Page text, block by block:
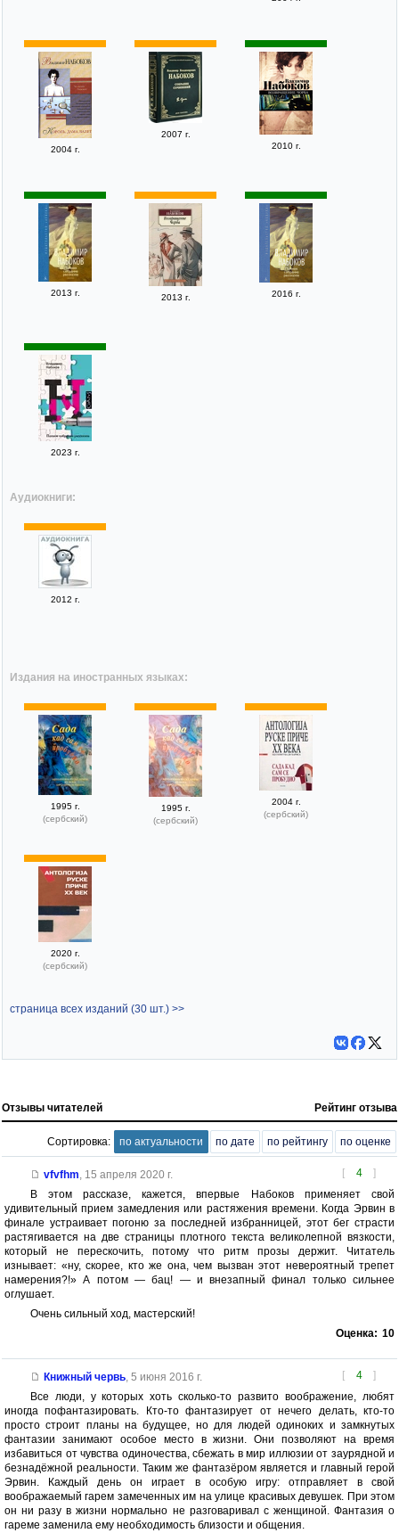
2004 г.
2007 г.
2010 г.
2013 г. 2013 г. 2016 г.
2023 г.
Аудиокниги:
2012 г.
Издания на иностранных языках:
1995 г.
(сербский)
1995 г.
(сербский)
2004 г.
(сербский)
2020 г.
(сербский)
страница всех изданий (30 шт.) >>
Отзывы читателей Рейтинг отзыва
Сортировка: по актуальности по дате по рейтингу по оценке
[ 4 ]
vfvfhm, 15 апреля 2020 г.
В этом рассказе, кажется, впервые Набоков применяет свой
удивительный прием замедления или растяжения времени. Когда Эрвин в
финале устраивает погоню за последней избранницей, этот бег страсти
растягивается на две страницы плотного текста великолепной вязкости,
который не перескочить, потому что ритм прозы держит. Читатель
изнывает: «ну, скорее, кто же она, чем вызван этот невероятный трепет
намерения?!» А потом — бац! — и внезапный финал только сильнее
оглушает.
Очень сильный ход, мастерский!
Оценка: 10
[ 4 ]
Книжный червь, 5 июня 2016 г.
Все люди, у которых хоть сколько-то развито воображение, любят
иногда пофантазировать. Кто-то фантазирует от нечего делать, кто-то
просто строит планы на будущее, но для людей одиноких и замкнутых
фантазии занимают особое место в жизни. Они позволяют на время
избавиться от чувства одиночества, сбежать в мир иллюзии от заурядной и
безнадёжной реальности. Таким же фантазёром является и главный герой
Эрвин. Каждый день он играет в особую игру: отправляет в свой
воображаемый гарем замеченных им на улице красивых девушек. При этом
он ни разу в жизни нормально не разговаривал с женщиной. Фантазия о
гареме заменила ему необходимость близости и общения.